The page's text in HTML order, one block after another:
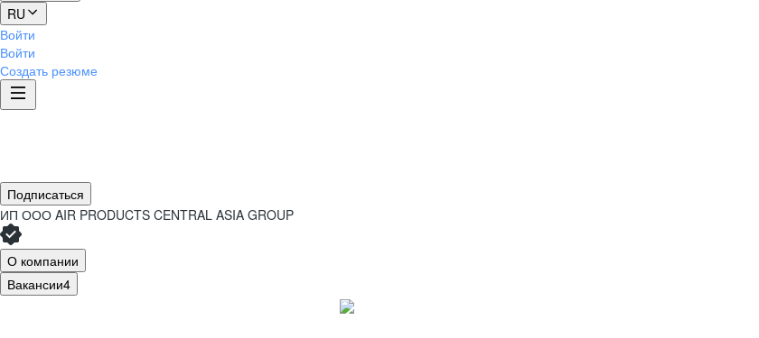
RU
Войти
Войти
Создать резюме
Подписаться
ИП ООО AIR PRODUCTS CENTRAL ASIA GROUP
О компании
Вакансии4